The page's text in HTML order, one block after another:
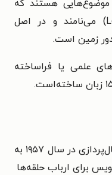
هستند که
آنها را رشته‌افسانه (Legendarium) می‌نامند و در اصل
زمین است.
علمی یا فراساخته
• برندهٔ جایزهٔ بین‌المللی داستان خیال‌پردازی در سال ۱۹۵۷ به
برای ارباب حلقه‌ها